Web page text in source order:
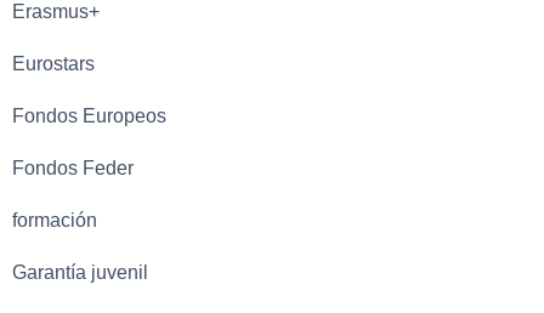
Erasmus+
Eurostars
Fondos Europeos
Fondos Feder
formación
Garantía juvenil